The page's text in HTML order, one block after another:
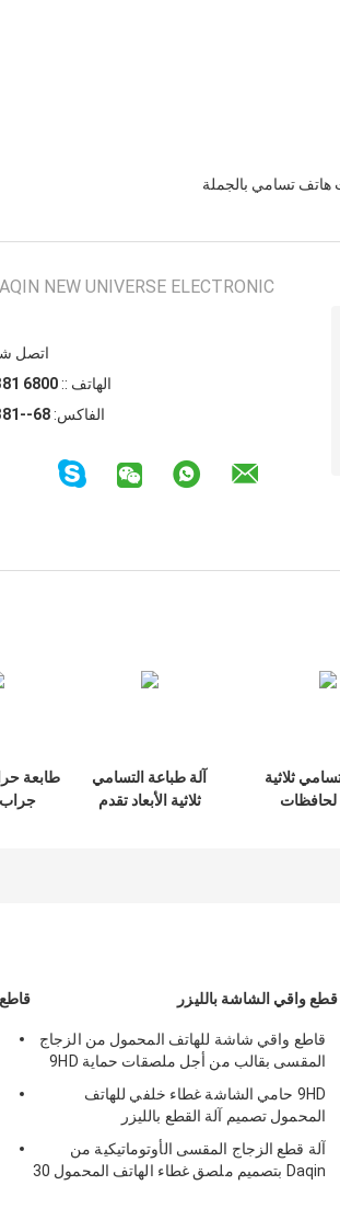
هاتف تسامي بالجملة
NEW UNIVERSE ELECTRONIC
اتصل
الهاتف ::
الفاكس:
ثلاثية
لحافظات
آلة طباعة التسامي
ثلاثية الأبعاد تقدم
طابعة
جراب
قطع واقي الشاشة بالليزر
قاطع واقي شاشة للهاتف المحمول من الزجاج
المقسى بقالب من أجل ملصقات حماية 9HD
9HD حامي الشاشة غطاء خلفي للهاتف
المحمول تصميم آلة القطع بالليزر
آلة قطع الزجاج المقسى الأوتوماتيكية من
Daqin بتصميم ملصق غطاء الهاتف المحمول 30